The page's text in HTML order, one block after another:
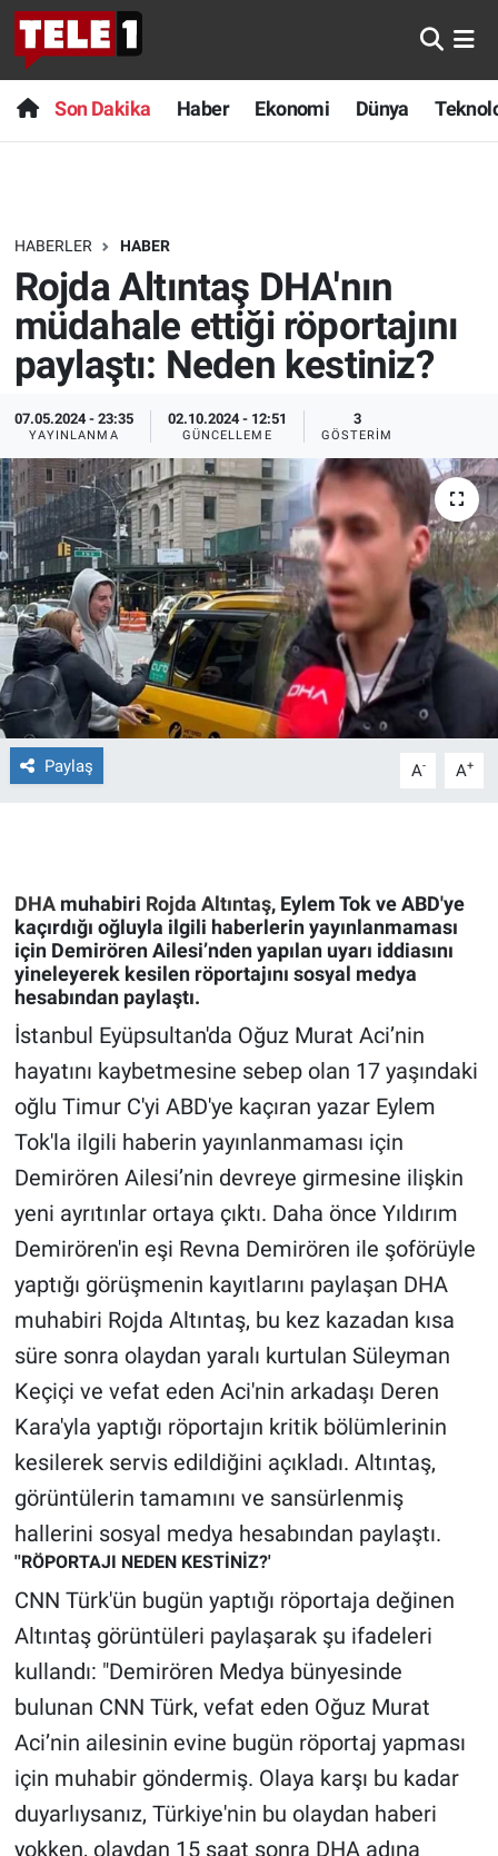
Son Dakika Haber Ekonomi Dünya
HABERLER HABER
Rojda Altıntaş DHA'nın
müdahale ettiği röportajını
paylaştı: Neden kestiniz?
07.05.2024 - 23:35
YAYINLANMA
02.10.2024 - 12:51
GÜNCELLEME
3
GÖSTERIM
Paylaş A- A+
DHAmuhabiri Rojda Altıntaş, Eylem Tok ve ABD'ye
kaçırdığı oğluyla ilgili haberlerin yayınlanmaması
için Demirören Ailesi’nden yapılan uyarı iddiasını
yineleyerek kesilen röportajını sosyal medya
hesabından paylaştı.
İstanbul Eyüpsultan'da Oğuz Murat Aci’nin
hayatını kaybetmesine sebep olan 17 yaşındaki
oğlu Timur C'yi ABD'ye kaçıran yazar Eylem
Tok'la ilgili haberin yayınlanmaması için
Demirören Ailesi’nin devreye girmesine ilişkin
yeni ayrıtınlar ortaya çıktı. Daha önce Yıldırım
Demirören'in eşi Revna Demirören ile şoförüyle
yaptığı görüşmenin kayıtlarını paylaşan DHA
muhabiri Rojda Altıntaş, bu kez kazadan kısa
süre sonra olaydan yaralı kurtulan Süleyman
Keçiçi ve vefat eden Aci'nin arkadaşı Deren
Kara'yla yaptığı röportajın kritik bölümlerinin
kesilerek servis edildiğini açıkladı. Altıntaş,
görüntülerin tamamını ve sansürlenmiş
hallerini sosyal medya hesabından paylaştı.
''RÖPORTAJI NEDEN KESTİNİZ?'
CNN Türk'ün bugün yaptığı röportaja değinen
Altıntaş görüntüleri paylaşarak şu ifadeleri
kullandı: "Demirören Medya bünyesinde
bulunan CNN Türk, vefat eden Oğuz Murat
Aci’nin ailesinin evine bugün röportaj yapması
için muhabir göndermiş. Olaya karşı bu kadar
duyarlıysanız, Türkiye'nin bu olaydan haberi
yokken, olaydan 15 saat sonra DHA adına
Anında Manşet
Başka Sohbetler
Bilim turu
Bilim ve Teknoloji Evreni
Doğa Konuşuyor
Dünya
Ege Saati
Ege'den Esintiler
Eğitim
Eğlence
Ekonomi
Forum
Gün Bitiyor
Gün Ortası
Gündem Özel
Günün görüntüsü
Haber
İlan
Kimdir
Koronavirüs
Kültür Sanat
Ne demişti
Nedir
Popüler
Programlar
Sağlık
Spor
Teknoloji
Türkiye'nin Geleceği
Son Dakika
Haber
Dünya
Teknoloji
Sağlık
Spor
Yayın Akışı
İletişim
Nöbetçi Eczaneler
Hava Durumu
Trafik Durumu
Süper Lig Puan Durumu ve Fikstür
Tüm Manşetler
Son Dakika Haberleri
Haber Arşivi